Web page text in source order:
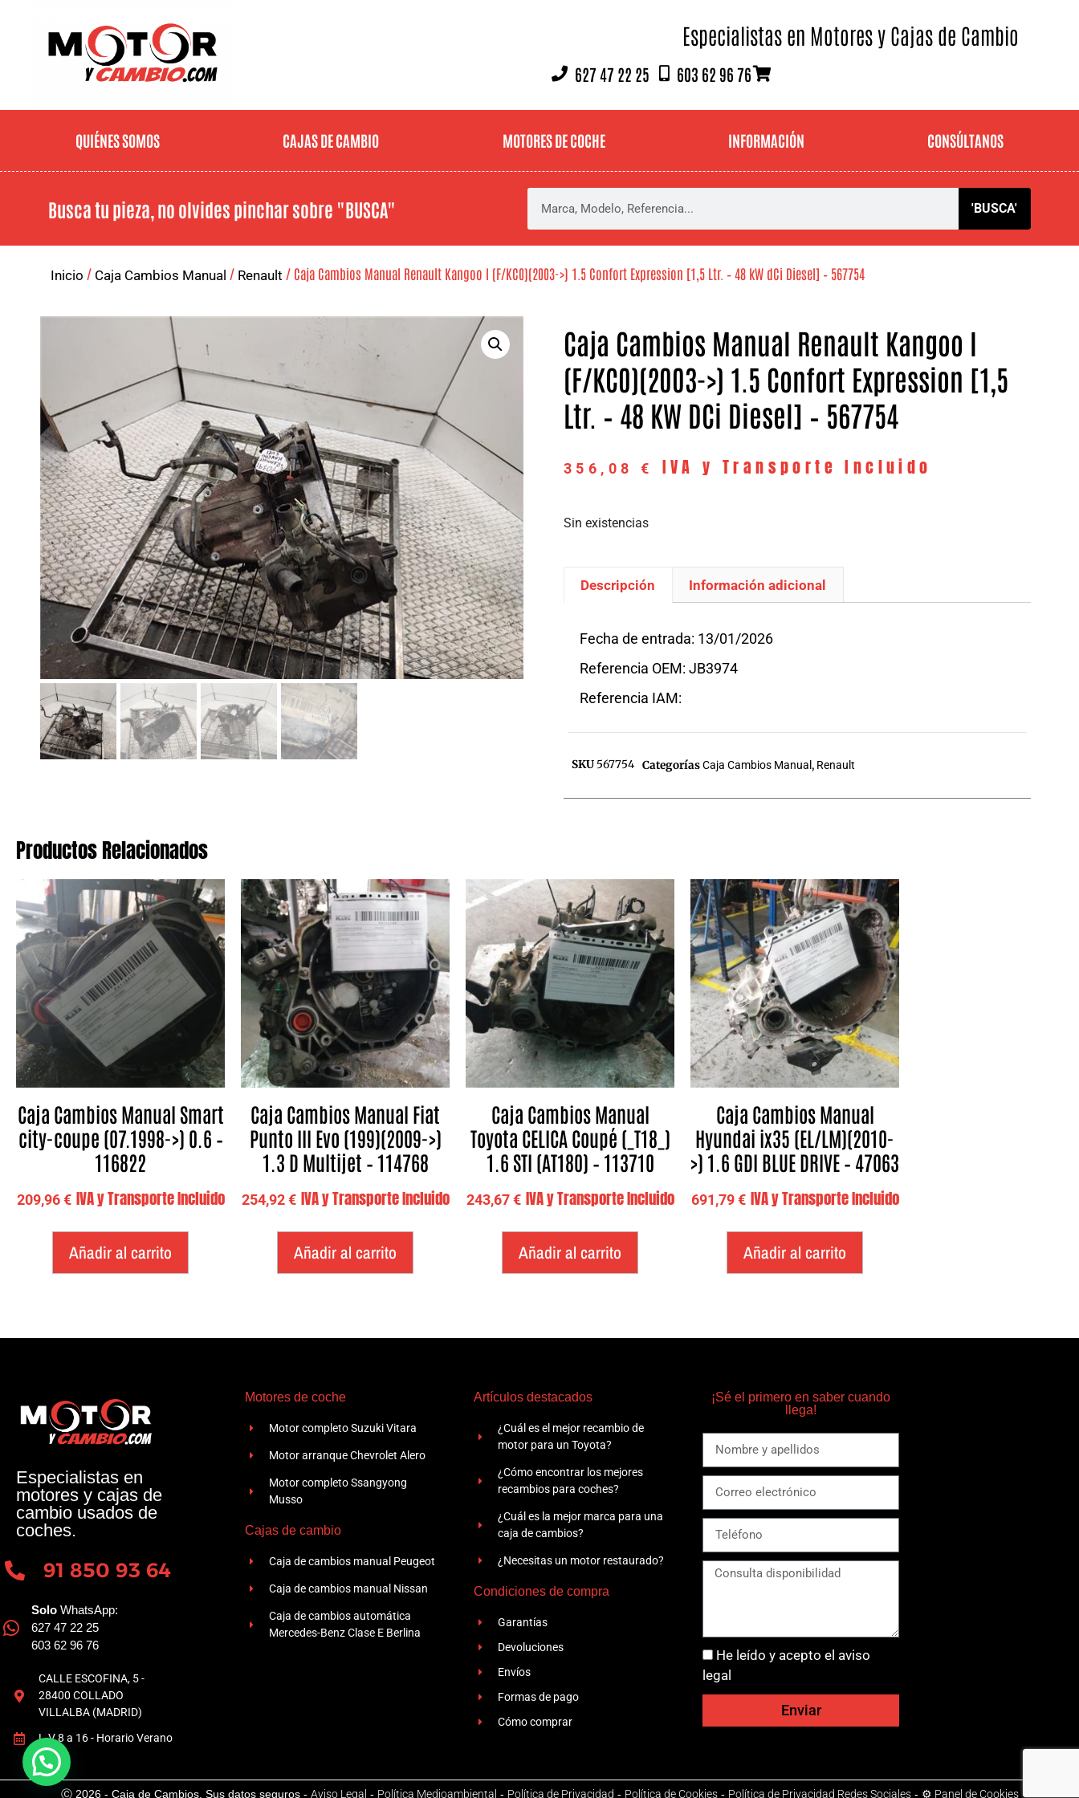
Especialistas en Motores y Cajas de Cambio
627 47 22 25 603 62 96 76
QUIÉNES SOMOS CAJAS DE CAMBIO MOTORES DE COCHE INFORMACIÓN CONSÚLTANOS
Busca tu pieza, no olvides pinchar sobre "BUSCA" 'BUSCA'
Inicio / Caja Cambios Manual / Renault / Caja Cambios Manual Renault Kangoo I (F/KC0)(2003->) 1.5 Confort Expression [1,5 Ltr. – 48 kW dCi Diesel] – 567754
Caja Cambios Manual Renault Kangoo I
(F/KC0)(2003->) 1.5 Confort Expression [1,5
Ltr. – 48 KW DCi Diesel] – 567754
356,08 € IVA y Transporte Incluido
Sin existencias
Descripción Información adicional
Fecha de entrada: 13/01/2026
Referencia OEM: JB3974
Referencia IAM:
SKU 567754 CategoríasCaja Cambios Manual , Renault
Productos Relacionados
Caja Cambios Manual Smart
city-coupe (07.1998->) 0.6 –
116822
209,96€ IVA y Transporte Incluido
Añadir al carrito
Caja Cambios Manual Fiat
Punto III Evo (199)(2009->)
1.3 D Multijet – 114768
254,92€ IVA y Transporte Incluido
Añadir al carrito
Caja Cambios Manual
Toyota CELICA Coupé (_T18_)
1.6 STI (AT180) – 113710
243,67€ IVA y Transporte Incluido
Añadir al carrito
Caja Cambios Manual
Hyundai ix35 (EL/LM)(2010-
>) 1.6 GDI BLUE DRIVE – 47063
691,79€ IVA y Transporte Incluido
Añadir al carrito
Especialistas en
motores y cajas de
cambio usados de
coches.
91 850 93 64
Solo WhatsApp:
627 47 22 25
603 62 96 76
CALLE ESCOFINA, 5 -
28400 COLLADO
VILLALBA (MADRID)
L-V 8 a 16 - Horario Verano
Motores de coche
Motor completo Suzuki Vitara
Motor arranque Chevrolet Alero
Motor completo Ssangyong
Musso
Cajas de cambio
Caja de cambios manual Peugeot
Caja de cambios manual Nissan
Caja de cambios automática
Mercedes-Benz Clase E Berlina
Artículos destacados
¿Cuál es el mejor recambio de
motor para un Toyota?
¿Cómo encontrar los mejores
recambios para coches?
¿Cuál es la mejor marca para una
caja de cambios?
¿Necesitas un motor restaurado?
Condiciones de compra
Garantías
Devoluciones
Envíos
Formas de pago
Cómo comprar
¡Sé el primero en saber cuando
llega!
He leído y acepto el aviso
legal
Enviar
Ⓒ 2026 - Caja de Cambios. Sus datos seguros - Aviso Legal - Política Medioambiental - Política de Privacidad - Política de Cookies- Política de Privacidad Redes Sociales- ⚙ Panel de Cookies